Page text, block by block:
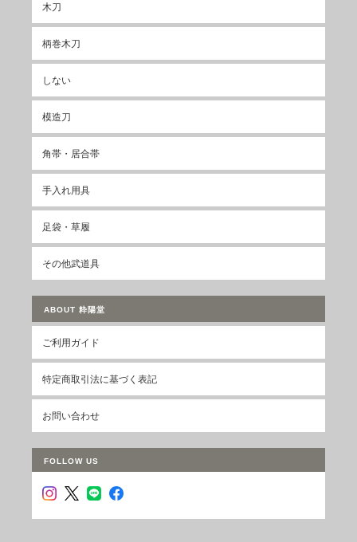
木刀
柄巻木刀
しない
模造刀
角帯・居合帯
手入れ用具
足袋・草履
その他武道具
ABOUT 粋陽堂
ご利用ガイド
特定商取引法に基づく表記
お問い合わせ
FOLLOW US